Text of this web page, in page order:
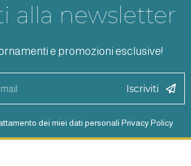
alla newsletter
e promozioni esclusive!
Iscriviti
dei miei dati personali Privacy Policy